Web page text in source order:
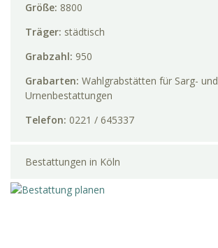
Größe: 8800
Träger: städtisch
Grabzahl: 950
Grabarten: Wahlgrabstätten für Sarg- und
Urnenbestattungen
Telefon: 0221 / 645337
Bestattungen in Köln